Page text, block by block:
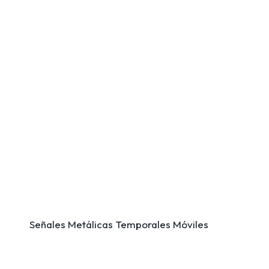
Señales Metálicas Temporales Móviles